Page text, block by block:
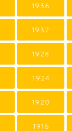
1936
1932
1928
1924
1920
1916